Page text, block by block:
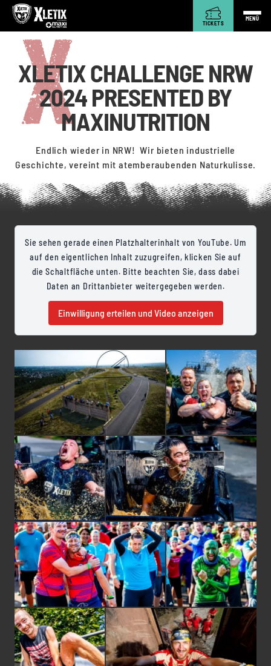
TICKETS
MENÜ
XLETIX CHALLENGE NRW
2024 PRESENTED BY
MAXINUTRITION
Endlich wieder in NRW! Wir bieten industrielle
Geschichte, vereint mit atemberaubenden Naturkulisse.
Sie sehen gerade einen Platzhalterinhalt von YouTube. Um
auf den eigentlichen Inhalt zuzugreifen, klicken Sie auf
die Schaltfläche unten. Bitte beachten Sie, dass dabei
Daten an Drittanbieter weitergegeben werden.
Einwilligung erteilen und Video anzeigen